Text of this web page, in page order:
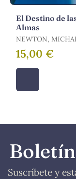
El Destino de
Almas
NEWTON,
15,00 €
Suscríbete y